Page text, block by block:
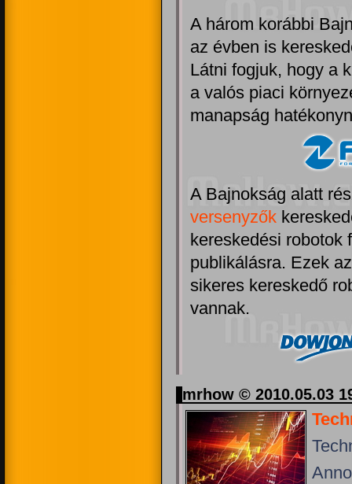
A három korábbi
az évben is
Látni fogjuk, hogy a
a valós piaci
manapság
A Bajnokság alatt
versenyzők
kereskedési robotok
publikálásra. Ezek
sikeres kereskedő
vannak.
mrhow © 2010.05.03